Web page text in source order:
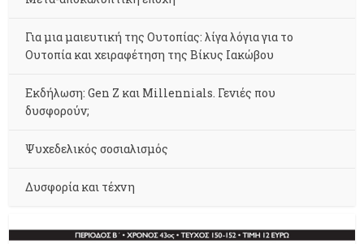
Για μια μαιευτική της Ουτοπίας: λίγα λόγια για το
Ουτοπία και χειραφέτηση της Βίκυς Ιακώβου
Εκδήλωση: Gen Z και Millennials. Γενιές που
δυσφορούν;
Ψυχεδελικός σοσιαλισμός
Δυσφορία και τέχνη